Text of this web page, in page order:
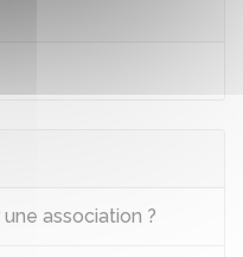
association ?